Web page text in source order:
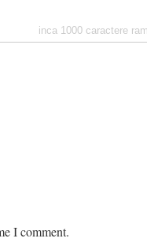
inca 1000 caractere
I comment.